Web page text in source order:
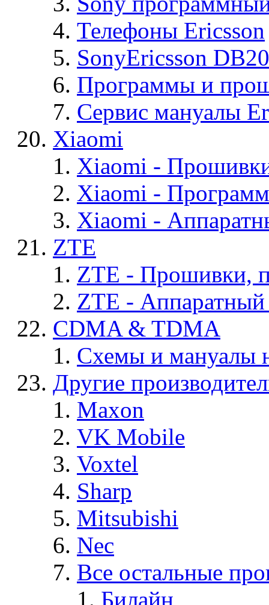
Телефоны Ericsson
SonyEricsson
Программы и
Сервис мануалы
Xiaomi
Xiaomi -
Xiaomi -
Xiaomi -
ZTE
ZTE - Прошивки,
ZTE -
CDMA & TDMA
Схемы и мануалы
Другие
Maxon
VK Mobile
Voxtel
Sharp
Mitsubishi
Nec
Все остальные
Билайн